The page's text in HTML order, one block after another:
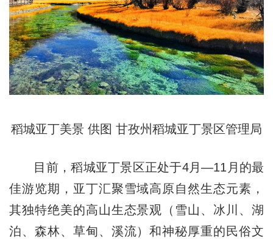
稻城亚丁美景 供图 甘孜州稻城亚丁景区管理局
目前，稻城亚丁景区正处于4月—11月的最
佳游览期，亚丁汇聚雪域高原自然生态元素，
其独特绝美的高山生态景观（雪山、冰川、湖
泊、森林、草甸、溪流）和神秘厚重的民俗文